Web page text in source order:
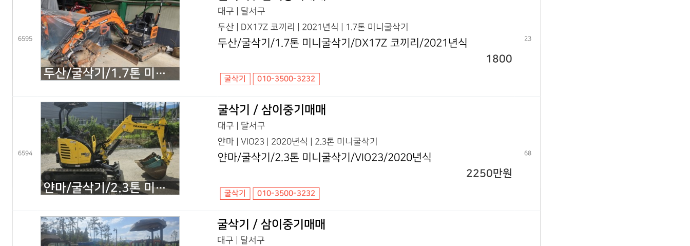
6595
두산/굴삭기/1.7톤 미니굴삭기/DX17Z 코끼리/2021년식
대구 | 달서구
두산 | DX17Z 코끼리 | 2021년식 | 1.7톤 미니굴삭기
두산/굴삭기/1.7톤 미니굴삭기/DX17Z 코끼리/2021년식
1800
굴삭기 010-3500-3232
23
6594
얀마/굴삭기/2.3톤 미니굴삭기/VIO23/2020년식
굴삭기 / 삼이중기매매
대구 | 달서구
얀마 | VIO23 | 2020년식 | 2.3톤 미니굴삭기
얀마/굴삭기/2.3톤 미니굴삭기/VIO23/2020년식
2250만원
굴삭기 010-3500-3232
68
굴삭기 / 삼이중기매매
대구 | 달서구